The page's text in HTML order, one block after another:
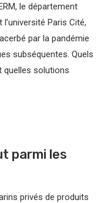
le département
Paris Cité,
par la pandémie
subséquentes. Quels
quelles solutions
parmi les
privés de produits